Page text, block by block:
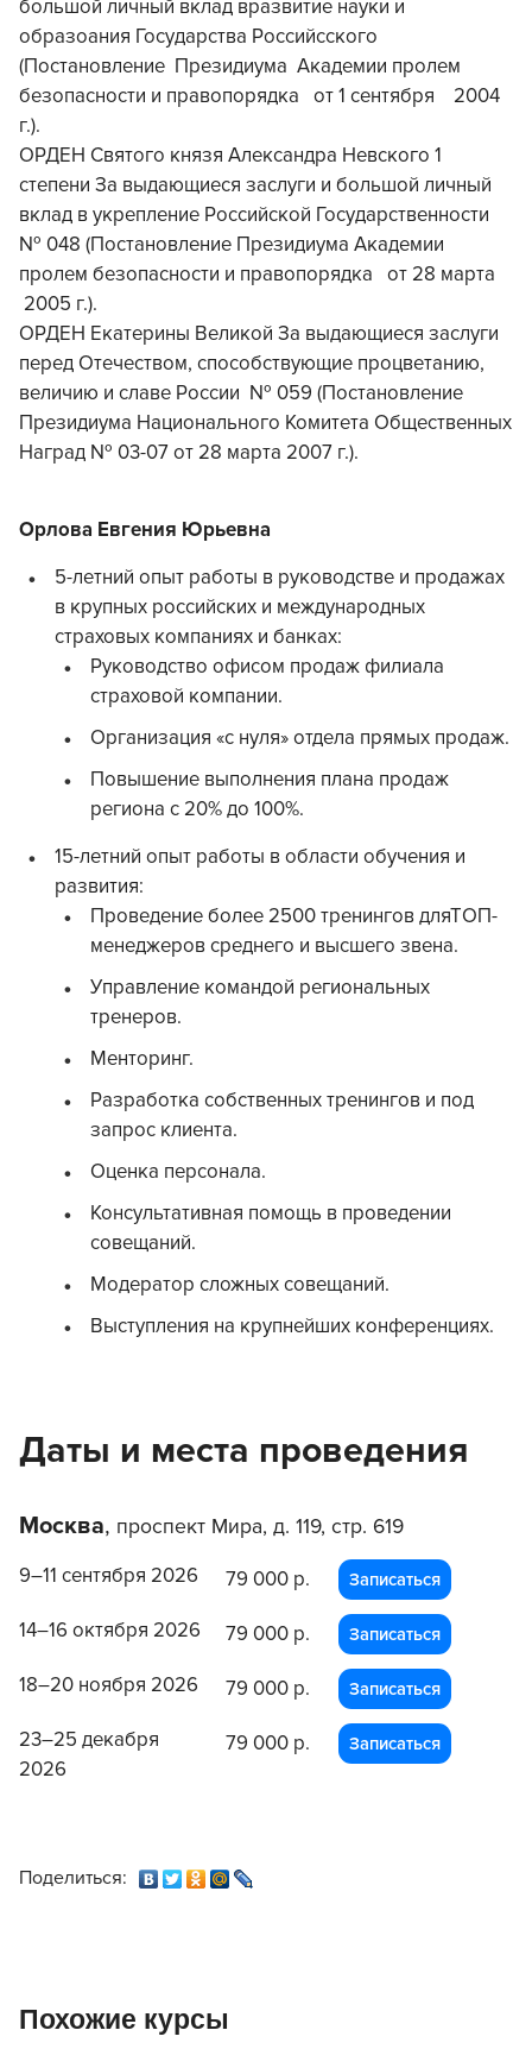
большой личный вклад вразвитие науки и
образоания Государства Российсского
(Постановление Президиума Академии пролем
безопасности и правопорядка от 1 сентября 2004
г.).
ОРДЕН Святого князя Александра Невского 1
степени За выдающиеся заслуги и большой личный
вклад в укрепление Российской Государственности
№ 048 (Постановление Президиума Академии
пролем безопасности и правопорядка от 28 марта
2005 г.).
ОРДЕН Екатерины Великой За выдающиеся заслуги
перед Отечеством, способствующие процветанию,
величию и славе России № 059 (Постановление
Президиума Национального Комитета Общественных
Наград № 03-07 от 28 марта 2007 г.).
Орлова Евгения Юрьевна
5-летний опыт работы в руководстве и продажах
в крупных российских и международных
страховых компаниях и банках:
Руководство офисом продаж филиала
страховой компании.
Организация «с нуля» отдела прямых продаж.
Повышение выполнения плана продаж
региона с 20% до 100%.
15-летний опыт работы в области обучения и
развития:
Проведение более 2500 тренингов дляТОП-
менеджеров среднего и высшего звена.
Управление командой региональных
тренеров.
Менторинг.
Разработка собственных тренингов и под
запрос клиента.
Оценка персонала.
Консультативная помощь в проведении
совещаний.
Модератор сложных совещаний.
Выступления на крупнейших конференциях.
Даты и места проведения
Москва, проспект Мира, д. 119, стр. 619
9–11 сентября 2026 79 000 р. Записаться
14–16 октября 2026 79 000 р. Записаться
18–20 ноября 2026 79 000 р. Записаться
23–25 декабря
2026
79 000 р. Записаться
Поделиться:
Похожие курсы